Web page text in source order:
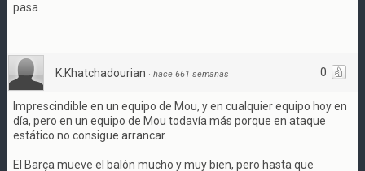
pasa.
0
K.Khatchadourian · hace 661 semanas
Imprescindible en un equipo de Mou, y en cualquier equipo hoy en
día, pero en un equipo de Mou todavía más porque en ataque
estático no consigue arrancar.
El Barça mueve el balón mucho y muy bien, pero hasta que